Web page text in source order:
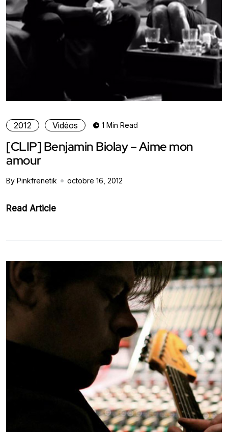
2012 Vidéos 1 Min Read
[CLIP] Benjamin Biolay – Aime mon
amour
By Pinkfrenetik octobre 16, 2012
Read Article